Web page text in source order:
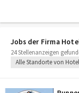
Jobs der Firma
24 Stellenanzeigen
Alle Standorte von